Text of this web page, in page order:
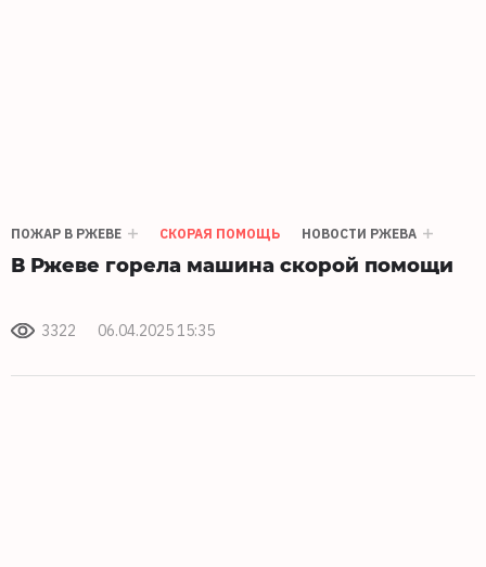
ПОЖАР В РЖЕВЕ СКОРАЯ ПОМОЩЬ НОВОСТИ РЖЕВА
В Ржеве горела машина скорой помощи
3322 06.04.2025 15:35